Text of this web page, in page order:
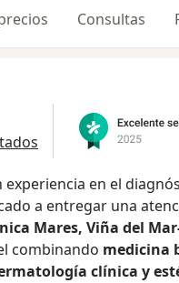
Consultas
experiencia en el
a entregar una
Mares, Viña del
combinando medicina
clínica y